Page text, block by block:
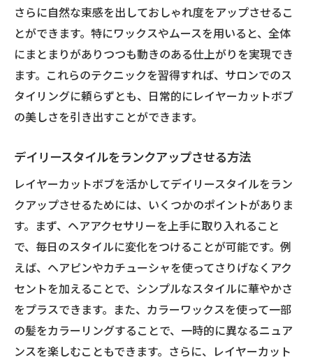
さらに自然な束感を出しておしゃれ度をアップさせるこ
とができます。特にワックスやムースを用いると、全体
にまとまりがありつつも動きのある仕上がりを実現でき
ます。これらのテクニックを習得すれば、サロンでのス
タイリングに頼らずとも、日常的にレイヤーカットボブ
の美しさを引き出すことができます。
デイリースタイルをランクアップさせる方法
レイヤーカットボブを活かしてデイリースタイルをラン
クアップさせるためには、いくつかのポイントがありま
す。まず、ヘアアクセサリーを上手に取り入れること
で、毎日のスタイルに変化をつけることが可能です。例
えば、ヘアピンやカチューシャを使ってさりげなくアク
セントを加えることで、シンプルなスタイルに華やかさ
をプラスできます。また、カラーワックスを使って一部
の髪をカラーリングすることで、一時的に異なるニュア
ンスを楽しむこともできます。さらに、レイヤーカット